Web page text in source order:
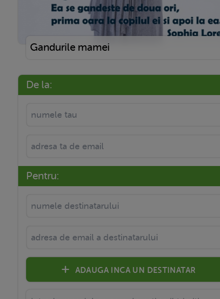
Gandurile mamei
De la:
Pentru:
ADAUGA INCA UN DESTINATAR